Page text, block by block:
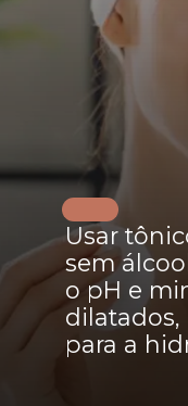
Usar
sem
o pH e
dilatados,
para a